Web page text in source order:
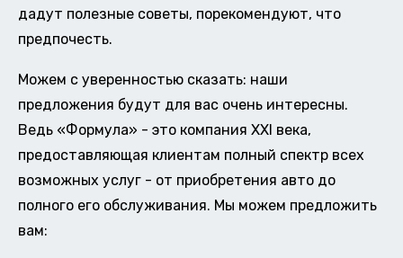
дадут полезные советы, порекомендуют, что
предпочесть.
Можем с уверенностью сказать: наши
предложения будут для вас очень интересны.
Ведь «Формула» - это компания XXI века,
предоставляющая клиентам полный спектр всех
возможных услуг - от приобретения авто до
полного его обслуживания. Мы можем предложить
вам: